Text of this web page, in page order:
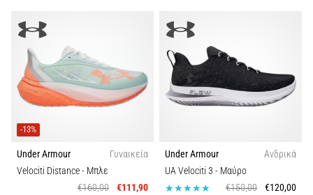
κατεύθυνσης.
Πώς
εκτελείται
σωστά,
6. 8. 2026
•
29 λεπτά ανάγνωσης
Γόνατο
-13%
Under Armour
Γυναικεία
Velociti Distance- Μπλε
€160,00
€111,90
Under Armour
Ανδρικά
UA Velociti 3 - Μαύρο
€150,00
€120,00